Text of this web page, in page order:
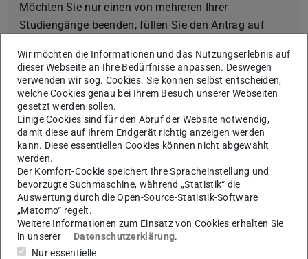
Möchten Sie nur einen von mehreren Ihrer
Studiengänge beenden, füllen Sie den Antrag auf
oder Fachrichtungen(PDF-Datei)
(wird in neuem Tab geöffnet)
aus.
Rückerstattung Semester- und
Verwaltungskostenbeitrag
Ausnahmeregelungen
a) Rücktritt von der Neu-Einschreibung
Wir möchten die Informationen und das Nutzungserlebnis auf
dieser Webseite an Ihre Bedürfnisse anpassen. Deswegen
verwenden wir sog. Cookies. Sie können selbst entscheiden,
welche Cookies genau bei Ihrem Besuch unserer Webseiten
gesetzt werden sollen.
Einige Cookies sind für den Abruf der Website notwendig,
damit diese auf Ihrem Endgerät richtig anzeigen werden
kann. Diese essentiellen Cookies können nicht abgewählt
werden.
Der Komfort-Cookie speichert Ihre Spracheinstellung und
bevorzugte Suchmaschine, während „Statistik“ die
Auswertung durch die Open-Source-Statistik-Software
„Matomo“ regelt.
Weitere Informationen zum Einsatz von Cookies erhalten Sie
in unserer
Datenschutzerklärung.
Nur essentielle